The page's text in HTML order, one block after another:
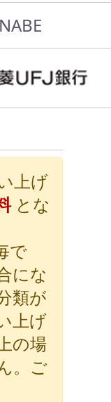
上げ
とな
で
にな
類が
上げ
の場
。ご